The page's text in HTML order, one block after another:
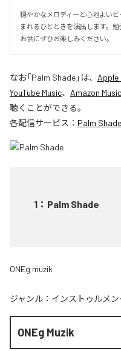
穏やかなメロディーと心地よい
まれるひとときを演出します。
お供にぜひお楽しみください。
なお「Palm Shade」は、 Apple
YouTube Music、 Amazon
聴くことができる。
各配信サービス： Palm Shade
1 ： Palm Shade
ONEg muzik
ジャンル： インストゥルメ
ONEg Muzik